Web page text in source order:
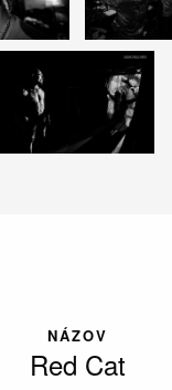
NÁZOV
Red Cat